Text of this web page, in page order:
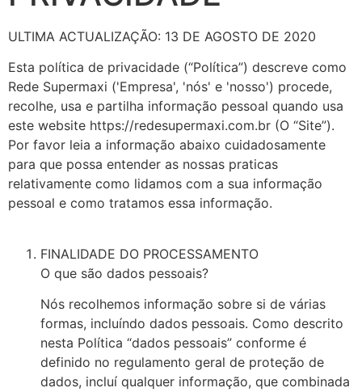
ULTIMA ACTUALIZAÇÃO: 13 DE AGOSTO DE 2020
Esta política de privacidade (“Política”) descreve como
Rede Supermaxi ('Empresa', 'nós' e 'nosso') procede,
recolhe, usa e partilha informação pessoal quando usa
este website https://redesupermaxi.com.br (O “Site”).
Por favor leia a informação abaixo cuidadosamente
para que possa entender as nossas praticas
relativamente como lidamos com a sua informação
pessoal e como tratamos essa informação.
FINALIDADE DO PROCESSAMENTO
O que são dados pessoais?
Nós recolhemos informação sobre si de várias
formas, incluíndo dados pessoais. Como descrito
nesta Política “dados pessoais” conforme é
definido no regulamento geral de proteção de
dados, incluí qualquer informação, que combinada